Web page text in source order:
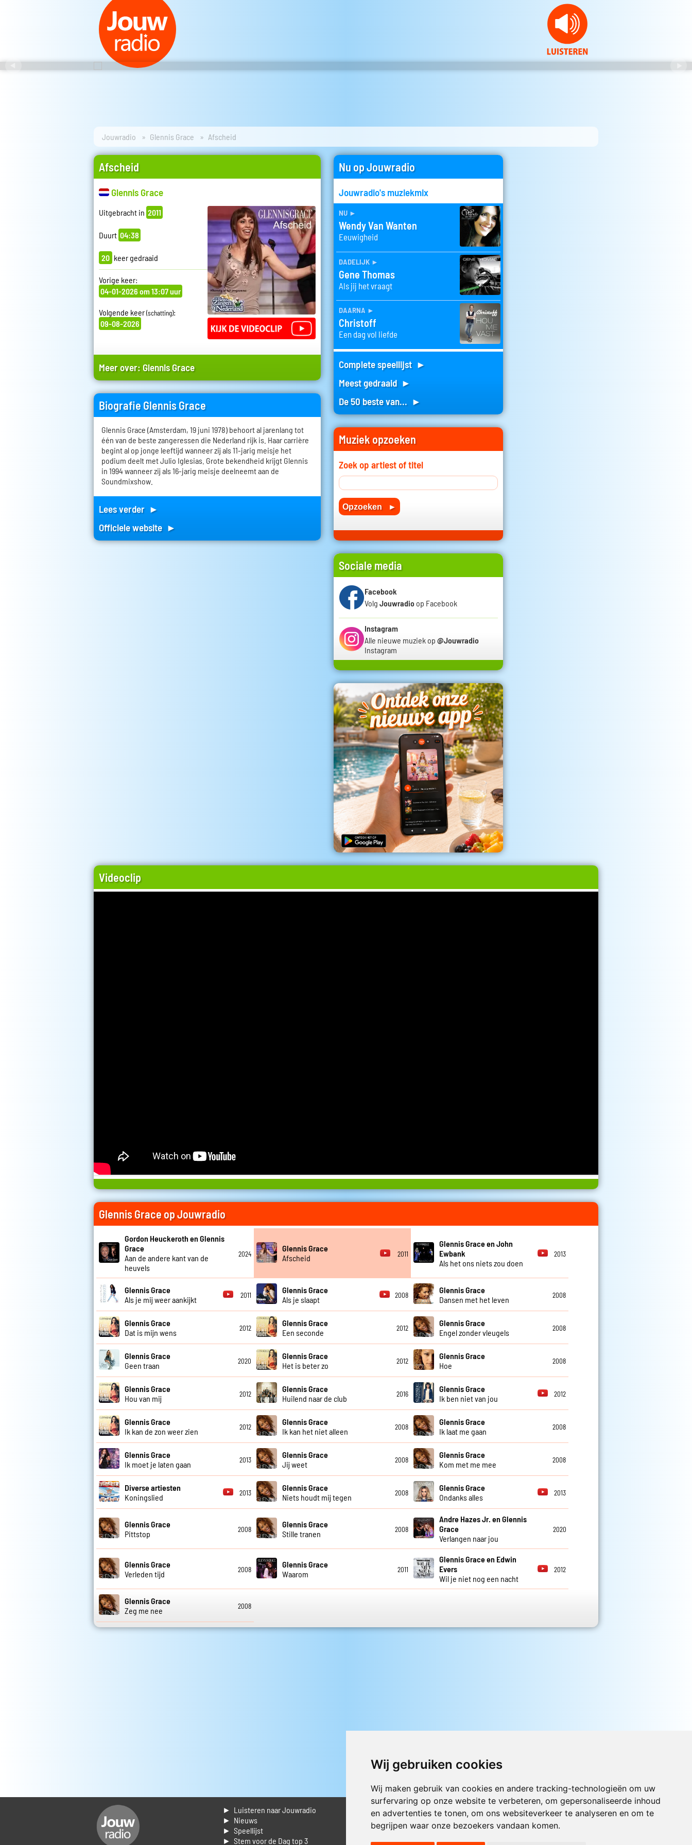
Wij gebruiken cookies
Wij maken gebruik van cookies en andere tracking-technologieën om uw
surfervaring op onze website te verbeteren, om gepersonaliseerde inhoud
en advertenties te tonen, om ons websiteverkeer te analyseren en om te
begrijpen waar onze bezoekers vandaan komen.
Jouwradio Glennis Grace Afscheid
Afscheid
Glennis Grace
Uitgebracht in 2011
Duurt 04:38
20 keer gedraaid
Vorige keer:
04-01-2026 om 13:07 uur
Volgende keer(schatting):
09-08-2026
Meer over: Glennis Grace
Biografie Glennis Grace
Glennis Grace (Amsterdam, 19 juni 1978) behoort al jarenlang tot
één van de beste zangeressen die Nederland rijk is. Haar carrière
begint al op jonge leeftijd wanneer zij als 11-jarig meisje het
podium deelt met Julio Iglesias. Grote bekendheid krijgt Glennis
in 1994 wanneer zij als 16-jarig meisje deelneemt aan de
Soundmixshow.
Lees verder ►
Officiele website ►
Nu op Jouwradio
Jouwradio's muziekmix
nu ►
Wendy Van Wanten
Eeuwigheid
dadelijk ►
Gene Thomas
Als jij het vraagt
daarna ►
Christoff
Een dag vol liefde
Complete speellijst ►
Meest gedraaid ►
De 50 beste van... ►
Muziek opzoeken
Zoek op artiest of titel
Sociale media
Facebook
Volg Jouwradio op Facebook
Instagram
Alle nieuwe muziek op @Jouwradio
Instagram
Videoclip
Glennis Grace op Jouwradio
Gordon Heuckeroth en Glennis
Grace
Aan de andere kant van de
heuvels
2024
Glennis Grace
Afscheid
2011
Glennis Grace en John
Ewbank
Als het ons niets zou doen
2013
Glennis Grace
Als je mij weer aankijkt
2011
Glennis Grace
Als je slaapt
2008
Glennis Grace
Dansen met het leven
2008
Glennis Grace
Dat is mijn wens
2012
Glennis Grace
Een seconde
2012
Glennis Grace
Engel zonder vleugels
2008
Glennis Grace
Geen traan
2020
Glennis Grace
Het is beter zo
2012
Glennis Grace
Hoe
2008
Glennis Grace
Hou van mij
2012
Glennis Grace
Huilend naar de club
2016
Glennis Grace
Ik ben niet van jou
2012
Glennis Grace
Ik kan de zon weer zien
2012
Glennis Grace
Ik kan het niet alleen
2008
Glennis Grace
Ik laat me gaan
2008
Glennis Grace
Ik moet je laten gaan
2013
Glennis Grace
Jij weet
2008
Glennis Grace
Kom met me mee
2008
Diverse artiesten
Koningslied
2013
Glennis Grace
Niets houdt mij tegen
2008
Glennis Grace
Ondanks alles
2013
Glennis Grace
Pittstop
2008
Glennis Grace
Stille tranen
2008
Andre Hazes Jr. en Glennis
Grace
Verlangen naar jou
2020
Glennis Grace
Verleden tijd
2008
Glennis Grace
Waarom
2011
Glennis Grace en Edwin
Evers
Wil je niet nog een nacht
2012
Glennis Grace
Zeg me nee
2008
► Luisteren naar Jouwradio
► Nieuws
► Speellijst
► Stem voor de Dag top 3
► Livestream informatie
► Muziek opzoeken
► Vlaamse 100 Aller tijden
► De 50 beste van...
Luister nu naar Jouwradio! De beste
Nederlandstalige muziek uit de lage
landen hoor je hier al 20 jaar. In
digitale kwaliteit op je laptop, tablet